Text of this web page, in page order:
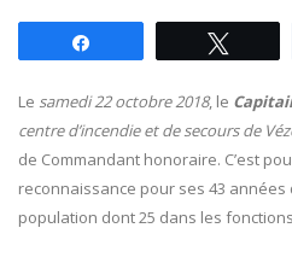
Le samedi 22 octobre 2018, le
centre d’incendie et de secours de
de Commandant honoraire. C’est
reconnaissance pour ses 43 années
population dont 25 dans les